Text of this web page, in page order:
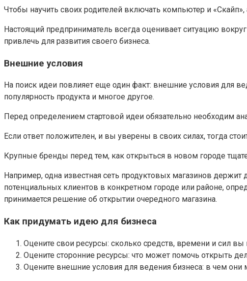
Чтобы научить своих родителей включать компьютер и
Настоящий предприниматель всегда оценивает ситуацию
привлечь для развития своего бизнеса.
Внешние условия
На поиск идеи повлияет еще один факт: внешние условия для
популярность продукта и многое другое.
Перед определением стартовой идеи обязательно необходим
Если ответ положителен, и вы уверены в своих силах, тогда
Крупные бренды перед тем, как открыться в новом городе
Например, одна известная сеть продуктовых магазинов
потенциальных клиентов в конкретном городе или районе,
принимается решение об открытии очередного магазина.
Как придумать идею для бизнеса
Оцените свои ресурсы: сколько средств, времени и сил вы
Оцените сторонние ресурсы: что может помочь открыть
Оцените внешние условия для ведения бизнеса: в чем они